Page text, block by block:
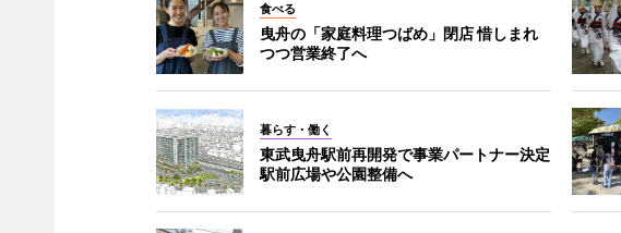
食べる
曳舟の「家庭料理つばめ」閉店 惜しまれ
つつ営業終了へ
暮らす・働く
東武曳舟駅前再開発で事業パートナー決定
駅前広場や公園整備へ